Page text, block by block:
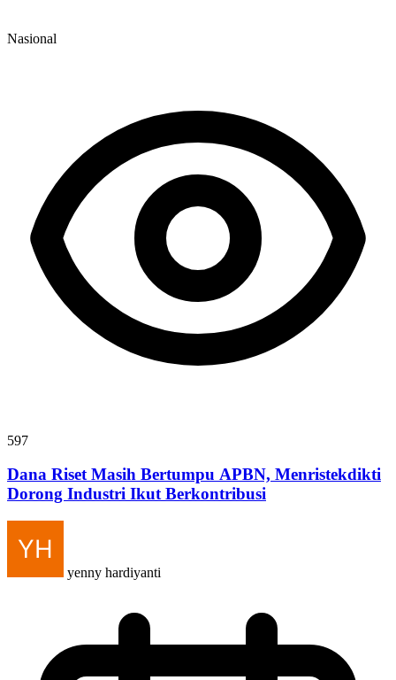
Nasional
597
Dana Riset Masih Bertumpu APBN, Menristekdikti
Dorong Industri Ikut Berkontribusi
yenny hardiyanti